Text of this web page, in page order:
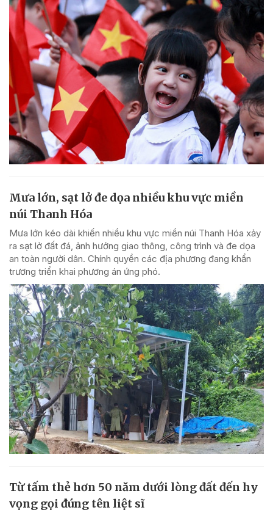
Mưa lớn, sạt lở đe dọa nhiều khu vực miền
núi Thanh Hóa
Mưa lớn kéo dài khiến nhiều khu vực miền núi Thanh Hóa xảy
ra sạt lở đất đá, ảnh hưởng giao thông, công trình và đe dọa
an toàn người dân. Chính quyền các địa phương đang khẩn
trương triển khai phương án ứng phó.
Từ tấm thẻ hơn 50 năm dưới lòng đất đến hy
vọng gọi đúng tên liệt sĩ